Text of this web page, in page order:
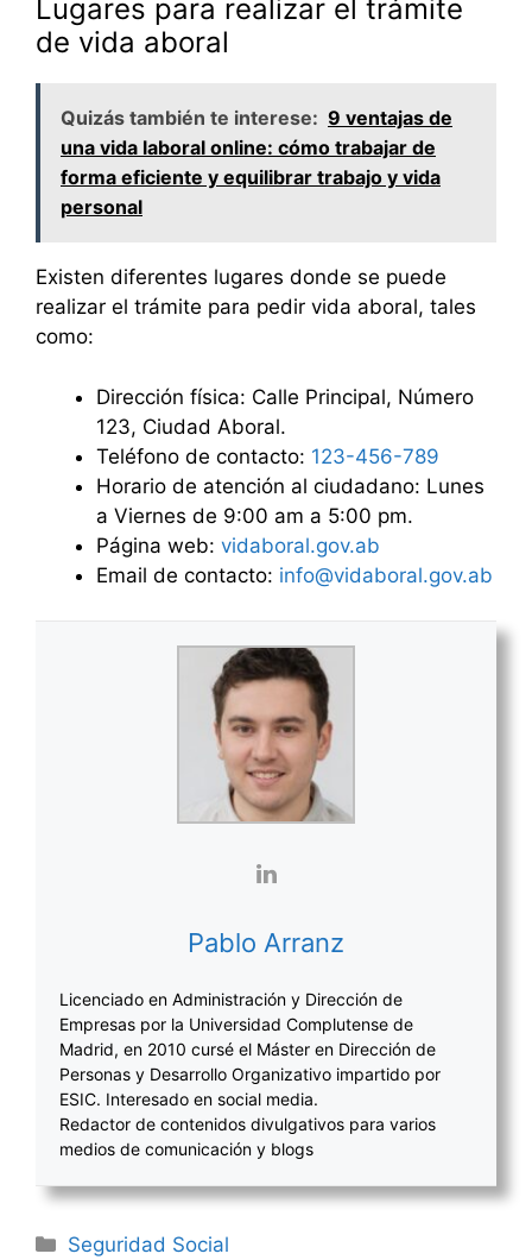
Lugares para realizar el trámite
de vida aboral
Quizás también te interese: 9 ventajas de
una vida laboral online: cómo trabajar de
forma eficiente y equilibrar trabajo y vida
personal
Existen diferentes lugares donde se puede
realizar el trámite para pedir vida aboral, tales
como:
Dirección física: Calle Principal, Número
123, Ciudad Aboral.
Teléfono de contacto: 123-456-789
Horario de atención al ciudadano: Lunes
a Viernes de 9:00 am a 5:00 pm.
Página web: vidaboral.gov.ab
Email de contacto: info@vidaboral.gov.ab
Pablo Arranz
Licenciado en Administración y Dirección de
Empresas por la Universidad Complutense de
Madrid, en 2010 cursé el Máster en Dirección de
Personas y Desarrollo Organizativo impartido por
ESIC. Interesado en social media.
Redactor de contenidos divulgativos para varios
medios de comunicación y blogs
Categorías
Seguridad Social